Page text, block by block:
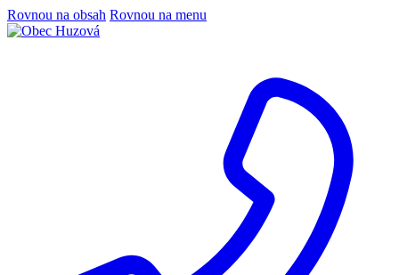
Rovnou na obsah Rovnou na menu